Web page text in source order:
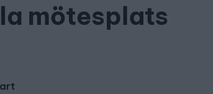
mötesplats